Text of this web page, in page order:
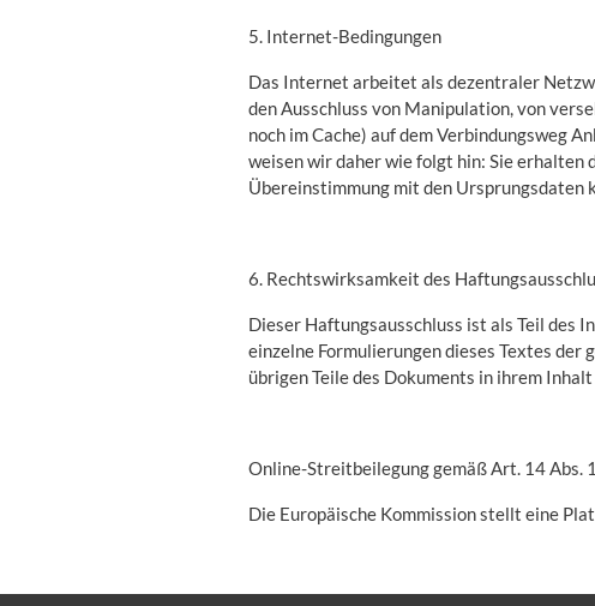
5. Internet-Bedingungen
Das Internet arbeitet als dezentraler
den Ausschluss von Manipulation, von
noch im Cache) auf dem Verbindungsweg
weisen wir daher wie folgt hin: Sie erhalten
Übereinstimmung mit den Ursprungsdaten
6. Rechtswirksamkeit des
Dieser Haftungsausschluss ist als Teil des
einzelne Formulierungen dieses Textes
übrigen Teile des Dokuments in ihrem
Online-Streitbeilegung gemäß Art. 14 Abs.
Die Europäische Kommission stellt eine